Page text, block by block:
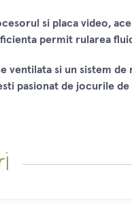
si placa video,
permit rularea
ventilata si un sistem
pasionat de jocurile